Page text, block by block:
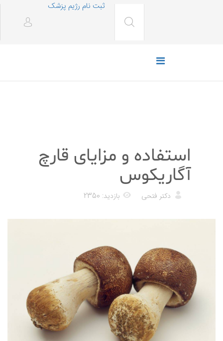
ثبت نام رژیم پزشک
استفاده و مزایای قارچ
آگاریکوس
دکتر فتحی بازدید: 2350